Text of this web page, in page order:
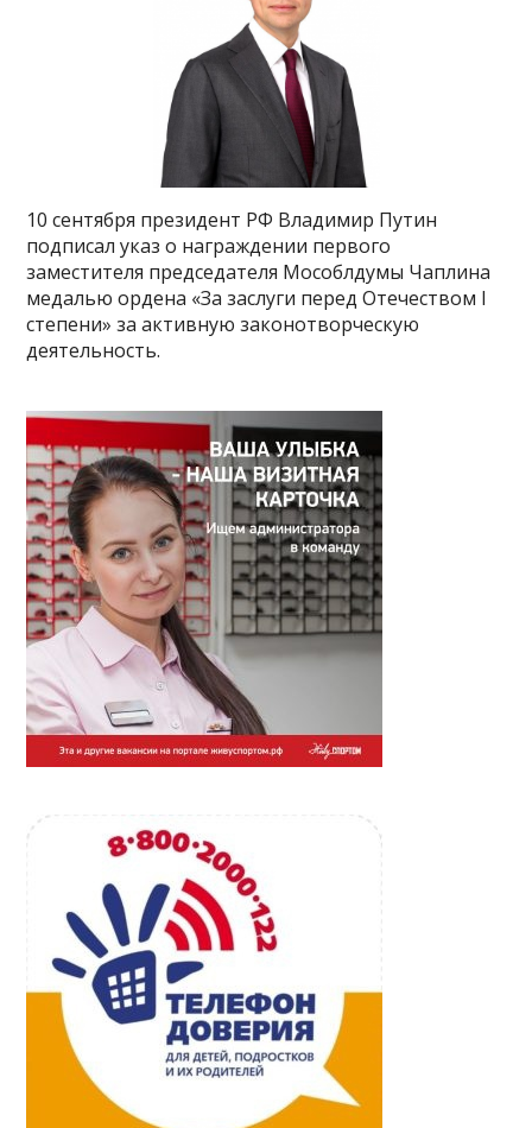
10 сентября президент РФ Владимир Путин
подписал указ о награждении первого
заместителя председателя Мособлдумы Чаплина
медалью ордена «За заслуги перед Отечеством I
степени» за активную законотворческую
деятельность.